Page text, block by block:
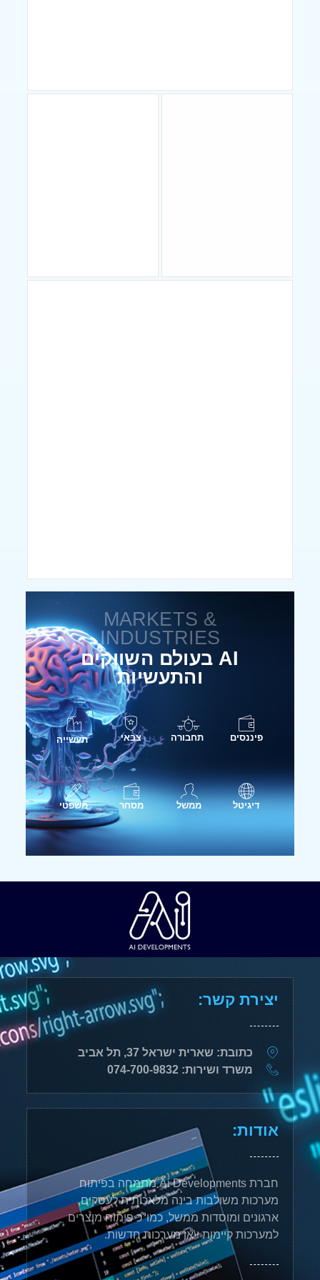
MARKETS &
INDUSTRIES
AI בעולם השווקים
והתעשיות
פיננסים תחבורה צבאי תעשייה
דיגיטל ממשל מסחר משפטי
יצירת קשר:
כתובת: שארית ישראל 37, תל אביב
משרד ושירות: 074-700-9832
אודות:
חברת Ai Developments מתמחה בפיתוח
מערכות משולבות בינה מלאכותית לעסקים,
ארגונים ומוסדות ממשל, כמו"כ פיתוח מוצרים
למערכות קיימות ו\או מערכות חדשות.